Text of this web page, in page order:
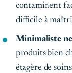
contaminent
difficile à
Minimaliste
produits bien
étagère de